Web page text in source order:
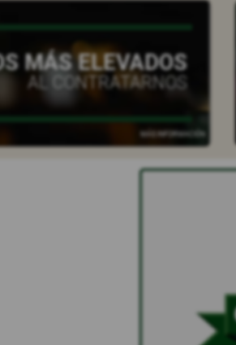
MÁS ELEVADOS
AL CONTRATARNOS